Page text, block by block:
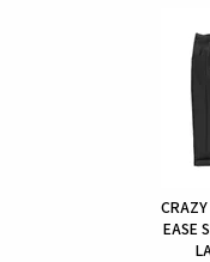
CRAZY
EASE